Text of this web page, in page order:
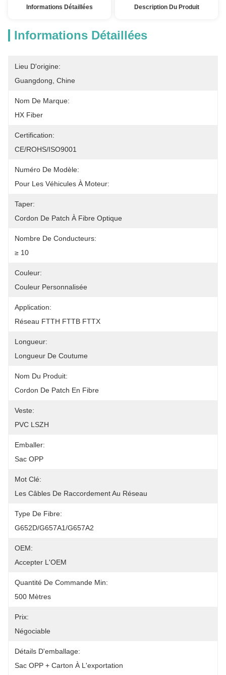
Informations Détaillées Description Du Produit
Informations Détaillées
Lieu D'origine:
Guangdong, Chine
Nom De Marque:
HX Fiber
Certification:
CE/ROHS/ISO9001
Numéro De Modèle:
Pour Les Véhicules À Moteur:
Taper:
Cordon De Patch À Fibre Optique
Nombre De Conducteurs:
≥ 10
Couleur:
Couleur Personnalisée
Application:
Réseau FTTH FTTB FTTX
Longueur:
Longueur De Coutume
Nom Du Produit:
Cordon De Patch En Fibre
Veste:
PVC LSZH
Emballer:
Sac OPP
Mot Clé:
Les Câbles De Raccordement Au Réseau
Type De Fibre:
G652D/G657A1/G657A2
OEM:
Accepter L'OEM
Quantité De Commande Min:
500 Mètres
Prix:
Négociable
Détails D'emballage:
Sac OPP + Carton À L'exportation